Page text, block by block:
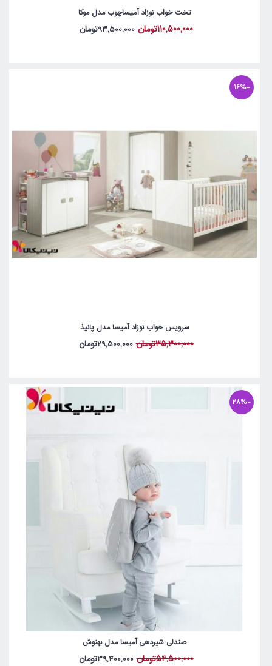
تخت خواب نوزاد آمیساچوب مدل موکا
110,500,000تومان 93,500,000تومان
-16%
سرویس خواب نوزاد آمیسا مدل پانیذ
35,300,000تومان 29,500,000تومان
-28%
صندلی شیردهی آمیسا مدل بهنوش
54,500,000تومان 39,400,000تومان